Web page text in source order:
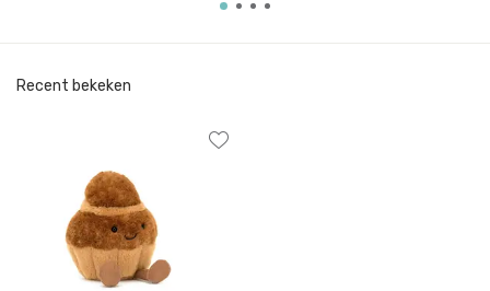
Recent bekeken